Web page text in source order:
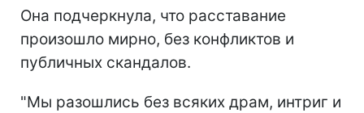
Она подчеркнула, что расставание
произошло мирно, без конфликтов и
публичных скандалов.
"Мы разошлись без всяких драм, интриг и